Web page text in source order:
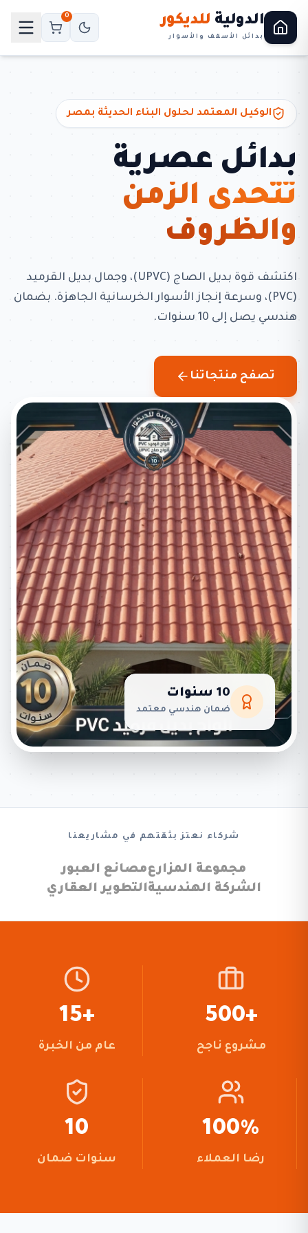
الدولية للديكور
بدائل الأسقف والأسوار
0
الوكيل المعتمد لحلول البناء الحديثة بمصر
بدائل عصرية
تتحدى الزمن
والظروف
اكتشف قوة بديل الصاج (UPVC)، وجمال بديل القرميد
(PVC)، وسرعة إنجاز الأسوار الخرسانية الجاهزة. بضمان
هندسي يصل إلى 10 سنوات.
تصفح منتجاتنا
10 سنوات
ضمان هندسي معتمد
شركاء نعتز بثقتهم في مشاريعنا
مجموعة المزارعمصانع العبور
الشركة الهندسيةالتطوير العقاري
+500
مشروع ناجح
+15
عام من الخبرة
100%
رضا العملاء
10
سنوات ضمان